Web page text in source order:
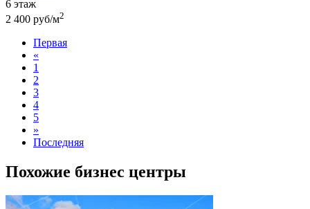
6 этаж
2 400 руб/м2
Первая
«
1
2
3
4
5
»
Последняя
Похожие бизнес центры